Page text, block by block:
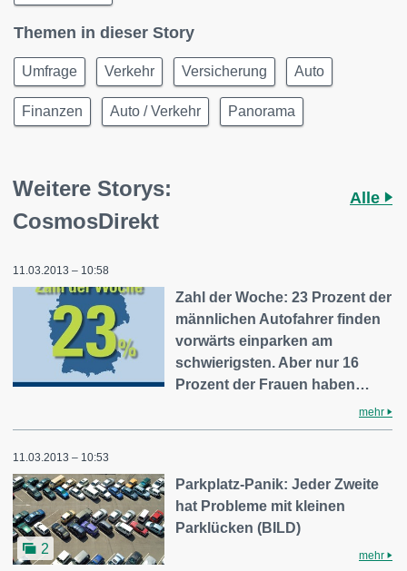
Themen in dieser Story
Umfrage Verkehr Versicherung Auto
Finanzen Auto / Verkehr Panorama
Weitere Storys:
CosmosDirekt
Alle
11.03.2013 – 10:58
Zahl der Woche: 23 Prozent der
männlichen Autofahrer finden
vorwärts einparken am
schwierigsten. Aber nur 16
Prozent der Frauen haben…
mehr
11.03.2013 – 10:53
2
Parkplatz-Panik: Jeder Zweite
hat Probleme mit kleinen
Parklücken (BILD)
mehr